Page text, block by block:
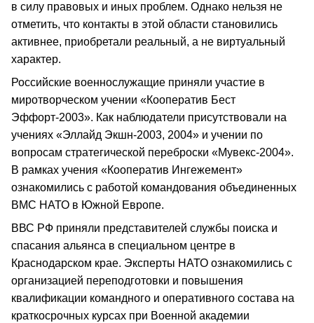
в силу правовых и иных проблем. Однако нельзя не
отметить, что контакты в этой области становились
активнее, приобретали реальный, а не виртуальный
характер.
Российские военнослужащие приняли участие в
миротворческом учении «Кооператив Бест
Эффорт-2003». Как наблюдатели присутствовали на
учениях «Эллайд Экшн-2003, 2004» и учении по
вопросам стратегической переброски «Мувекс-2004».
В рамках учения «Кооператив Ингежемент»
ознакомились с работой командования объединенных
ВМС НАТО в Южной Европе.
ВВС РФ приняли представителей службы поиска и
спасания альянса в специальном центре в
Краснодарском крае. Эксперты НАТО ознакомились с
организацией переподготовки и повышения
квалификации командного и оперативного состава на
краткосрочных курсах при Военной академии